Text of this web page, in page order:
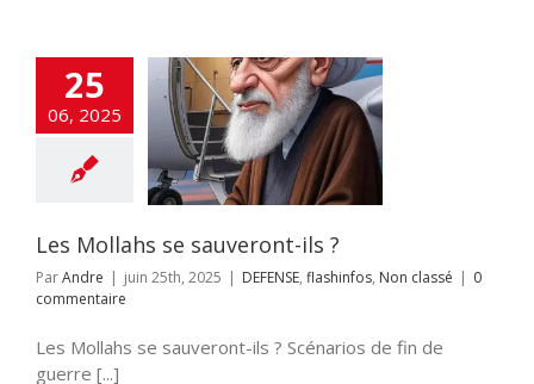
25
06, 2025
Mollahs se
flashinfos Non
Les Mollahs se sauveront-ils ?
ParAndre | juin 25th, 2025 | DEFENSE, flashinfos, Non classé | 0
commentaire
Les Mollahs se sauveront-ils ? Scénarios de fin de
guerre [...]